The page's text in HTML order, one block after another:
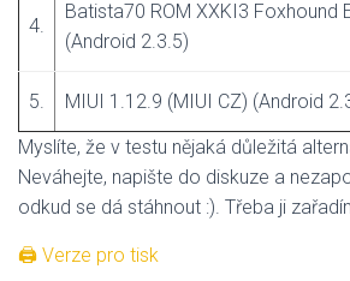
4.
Batista70 ROM XXKI3 Foxhound
(Android 2.3.5)
5. MIUI 1.12.9 (MIUI CZ) (Android
Myslíte, že v testu nějaká důležitá
Neváhejte, napište do diskuze a
odkud se dá stáhnout :). Třeba ji
🖨 Verze pro tisk